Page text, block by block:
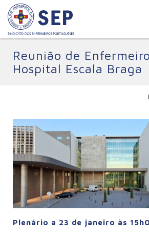
Reunião de
Hospital Escala Braga
Plenário a 23 de janeiro às